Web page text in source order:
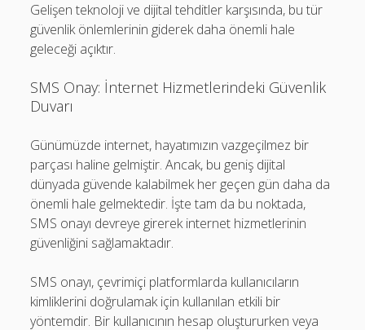
Gelişen teknoloji ve dijital tehditler karşısında, bu tür
güvenlik önlemlerinin giderek daha önemli hale
geleceği açıktır.
SMS Onay: İnternet Hizmetlerindeki Güvenlik
Duvarı
Günümüzde internet, hayatımızın vazgeçilmez bir
parçası haline gelmiştir. Ancak, bu geniş dijital
dünyada güvende kalabilmek her geçen gün daha da
önemli hale gelmektedir. İşte tam da bu noktada,
SMS onayı devreye girerek internet hizmetlerinin
güvenliğini sağlamaktadır.
SMS onayı, çevrimiçi platformlarda kullanıcıların
kimliklerini doğrulamak için kullanılan etkili bir
yöntemdir. Bir kullanıcının hesap oluştururken veya